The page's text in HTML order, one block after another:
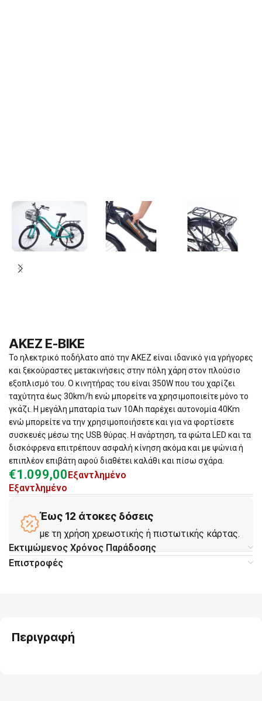
AKEZ E-BIKE
Το ηλεκτρικό ποδήλατο από την AKEZ είναι ιδανικό για γρήγορες
και ξεκούραστες μετακινήσεις στην πόλη χάρη στον πλούσιο
εξοπλισμό του. Ο κινητήρας του είναι 350W που του χαρίζει
ταχύτητα έως 30km/h ενώ μπορείτε να χρησιμοποιείτε μόνο το
γκάζι. Η μεγάλη μπαταρία των 10Ah παρέχει αυτονομία 40Km
ενώ μπορείτε να την χρησιμοποιήσετε και για να φορτίσετε
συσκευές μέσω της USB θύρας. Η ανάρτηση, τα φώτα LED και τα
δισκόφρενα επιτρέπουν ασφαλή κίνηση ακόμα και με ψώνια ή
επιπλέον επιβάτη αφού διαθέτει καλάθι και πίσω σχάρα.
€1.099,00Εξαντλημένο
Εξαντλημένο
Έως 12 άτοκες δόσεις
με τη χρήση χρεωστικής ή πιστωτικής κάρτας.
Εκτιμώμενος Χρόνος Παράδοσης
Επιστροφές
Περιγραφή